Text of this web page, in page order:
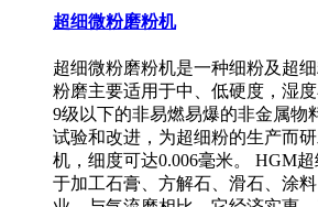
超细微粉磨粉机
超细微粉磨粉机是一种细粉及超
粉磨主要适用于中、低硬度，湿
9级以下的非易燃易爆的非金属物
试验和改进，为超细粉的生产而
机，细度可达0.006毫米。 HGM
于加工石膏、方解石、滑石、涂